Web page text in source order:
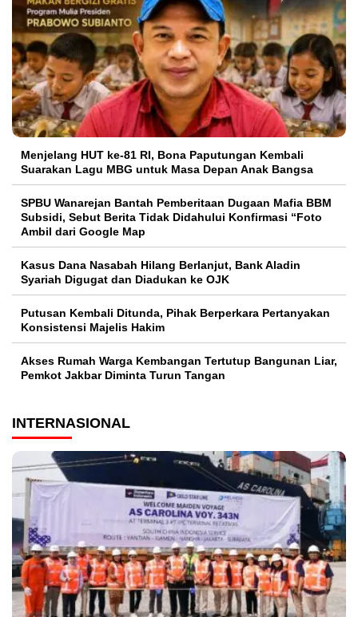
Menjelang HUT ke-81 RI, Bona Paputungan Kembali
Suarakan Lagu MBG untuk Masa Depan Anak Bangsa
SPBU Wanarejan Bantah Pemberitaan Dugaan Mafia BBM
Subsidi, Sebut Berita Tidak Didahului Konfirmasi “Foto
Ambil dari Google Map
Kasus Dana Nasabah Hilang Berlanjut, Bank Aladin
Syariah Digugat dan Diadukan ke OJK
Putusan Kembali Ditunda, Pihak Berperkara Pertanyakan
Konsistensi Majelis Hakim
Akses Rumah Warga Kembangan Tertutup Bangunan Liar,
Pemkot Jakbar Diminta Turun Tangan
INTERNASIONAL